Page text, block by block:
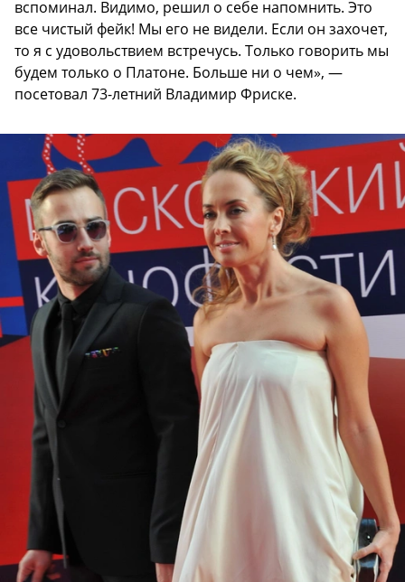
вспоминал. Видимо, решил о себе напомнить. Это
все чистый фейк! Мы его не видели. Если он захочет,
то я с удовольствием встречусь. Только говорить мы
будем только о Платоне. Больше ни о чем», —
посетовал 73-летний Владимир Фриске.